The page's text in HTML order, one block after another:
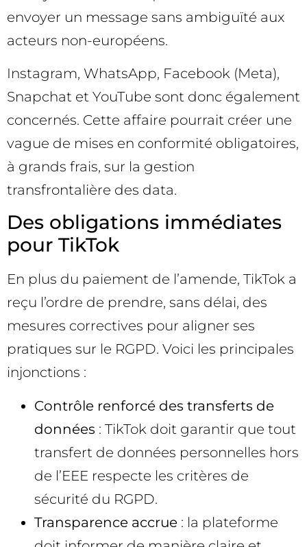
envoyer un message sans ambiguïté aux
acteurs non-européens.
Instagram, WhatsApp, Facebook (Meta),
Snapchat et YouTube sont donc également
concernés. Cette affaire pourrait créer une
vague de mises en conformité obligatoires,
à grands frais, sur la gestion
transfrontalière des data.
Des obligations immédiates
pour TikTok
En plus du paiement de l’amende, TikTok a
reçu l’ordre de prendre, sans délai, des
mesures correctives pour aligner ses
pratiques sur le RGPD. Voici les principales
injonctions :
Contrôle renforcé des transferts de
données : TikTok doit garantir que tout
transfert de données personnelles hors
de l’EEE respecte les critères de
sécurité du RGPD.
Transparence accrue : la plateforme